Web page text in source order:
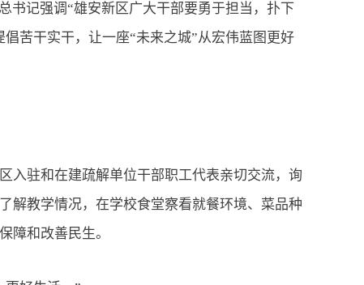
记强调“雄安新区广大干部要勇于担当，扑下
苦干实干，让一座“未来之城”从宏伟蓝图更好
驻和在建疏解单位干部职工代表亲切交流，询
解教学情况，在学校食堂察看就餐环境、菜品种
障和改善民生。